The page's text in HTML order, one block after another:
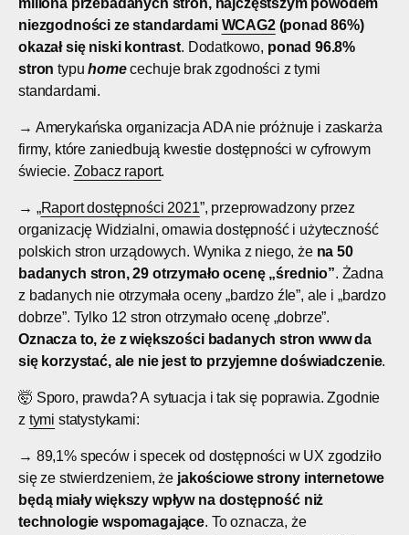
miliona przebadanych stron, najczęstszym powodem
niezgodności ze standardami WCAG2(ponad 86%)
okazał się niski kontrast. Dodatkowo, ponad 96.8%
stron typuhomecechuje brak zgodności z tymi
standardami.
→ Amerykańska organizacja ADA nie próżnuje i zaskarża
firmy, które zaniedbują kwestie dostępności w cyfrowym
świecie. Zobacz raport.
→ „Raport dostępności 2021”, przeprowadzony przez
organizację Widzialni, omawia dostępność i użyteczność
polskich stron urządowych. Wynika z niego, że na 50
badanych stron, 29 otrzymało ocenę „średnio”. Żadna
z badanych nie otrzymała oceny „bardzo źle”, ale i „bardzo
dobrze”. Tylko 12 stron otrzymało ocenę „dobrze”.
Oznacza to, że z większości badanych stron www da
się korzystać, ale nie jest to przyjemne doświadczenie.
🤯 Sporo, prawda? A sytuacja i tak się poprawia. Zgodnie
z tymi statystykami:
→ 89,1% speców i specek od dostępności w UX zgodziło
się ze stwierdzeniem, że jakościowe strony internetowe
będą miały większy wpływ na dostępność niż
technologie wspomagające. To oznacza, że